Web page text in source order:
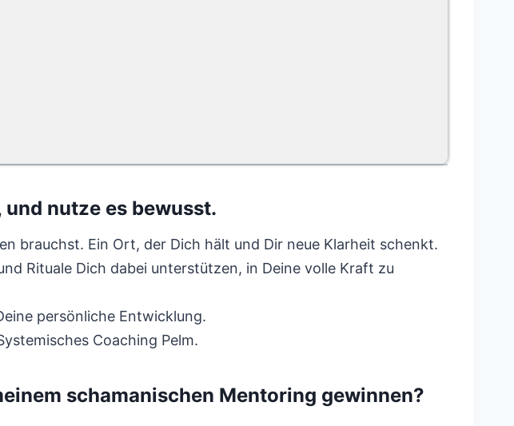
nutze es bewusst.
brauchst. Ein Ort, der Dich hält und Dir neue Klarheit schenkt.
Rituale Dich dabei unterstützen, in Deine volle Kraft zu
persönliche Entwicklung.
Coaching Pelm.
schamanischen Mentoring gewinnen?